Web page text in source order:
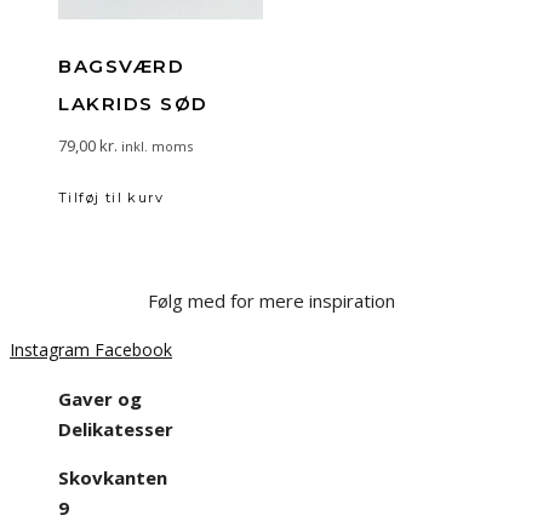
BAGSVÆRD
LAKRIDS SØD
79,00kr. inkl. moms
Tilføj til kurv
Følg med for mere inspiration
Instagram Facebook
Gaver og
Delikatesser
Skovkanten
9